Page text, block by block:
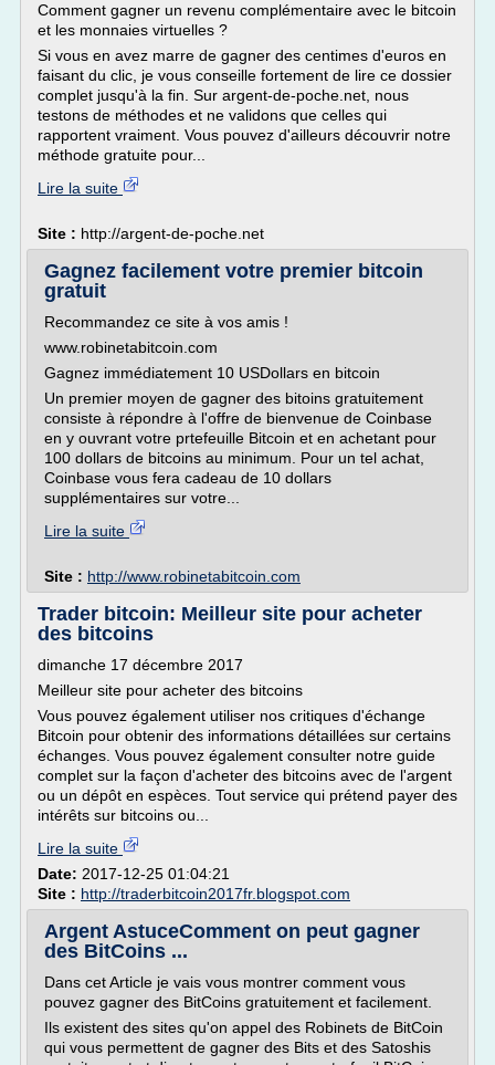
Comment gagner un revenu complémentaire avec le bitcoin
et les monnaies virtuelles ?
Si vous en avez marre de gagner des centimes d'euros en
faisant du clic, je vous conseille fortement de lire ce dossier
complet jusqu'à la fin. Sur argent-de-poche.net, nous
testons de méthodes et ne validons que celles qui
rapportent vraiment. Vous pouvez d'ailleurs découvrir notre
méthode gratuite pour...
Lire la suite
Site : http://argent-de-poche.net
Gagnez facilement votre premier bitcoin
gratuit
Recommandez ce site à vos amis !
www.robinetabitcoin.com
Gagnez immédiatement 10 USDollars en bitcoin
Un premier moyen de gagner des bitoins gratuitement
consiste à répondre à l'offre de bienvenue de Coinbase
en y ouvrant votre prtefeuille Bitcoin et en achetant pour
100 dollars de bitcoins au minimum. Pour un tel achat,
Coinbase vous fera cadeau de 10 dollars
supplémentaires sur votre...
Lire la suite
Site : http://www.robinetabitcoin.com
Trader bitcoin: Meilleur site pour acheter
des bitcoins
dimanche 17 décembre 2017
Meilleur site pour acheter des bitcoins
Vous pouvez également utiliser nos critiques d'échange
Bitcoin pour obtenir des informations détaillées sur certains
échanges. Vous pouvez également consulter notre guide
complet sur la façon d'acheter des bitcoins avec de l'argent
ou un dépôt en espèces. Tout service qui prétend payer des
intérêts sur bitcoins ou...
Lire la suite
Date: 2017-12-25 01:04:21
Site : http://traderbitcoin2017fr.blogspot.com
Argent AstuceComment on peut gagner
des BitCoins ...
Dans cet Article je vais vous montrer comment vous
pouvez gagner des BitCoins gratuitement et facilement.
Ils existent des sites qu'on appel des Robinets de BitCoin
qui vous permettent de gagner des Bits et des Satoshis